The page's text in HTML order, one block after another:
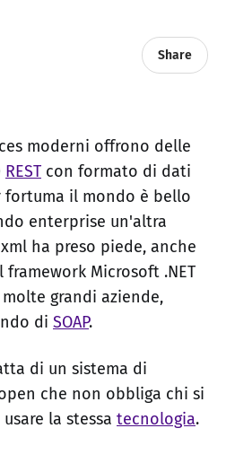
Share
moderni offrono delle
REST con formato di dati
il mondo è bello
enterprise un'altra
ha preso piede, anche
Microsoft .NET
grandi aziende,
di SOAP.
di un sistema di
che non obbliga chi si
la stessa tecnologia.